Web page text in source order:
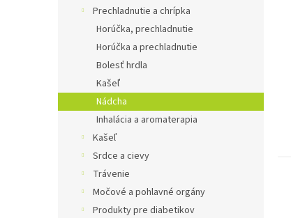
Prechladnutie a chrípka
Horúčka, prechladnutie
Horúčka a prechladnutie
Bolesť hrdla
Kašeľ
Nádcha
Inhalácia a aromaterapia
Kašeľ
Srdce a cievy
Trávenie
Močové a pohlavné orgány
Produkty pre diabetikov